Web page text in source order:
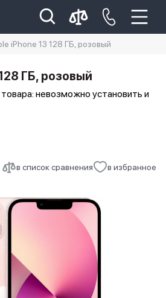
айфон 14
iPhone 13 128 ГБ, розовый
в список сравнения в избранное
ГБ, розовый
невозможно установить и